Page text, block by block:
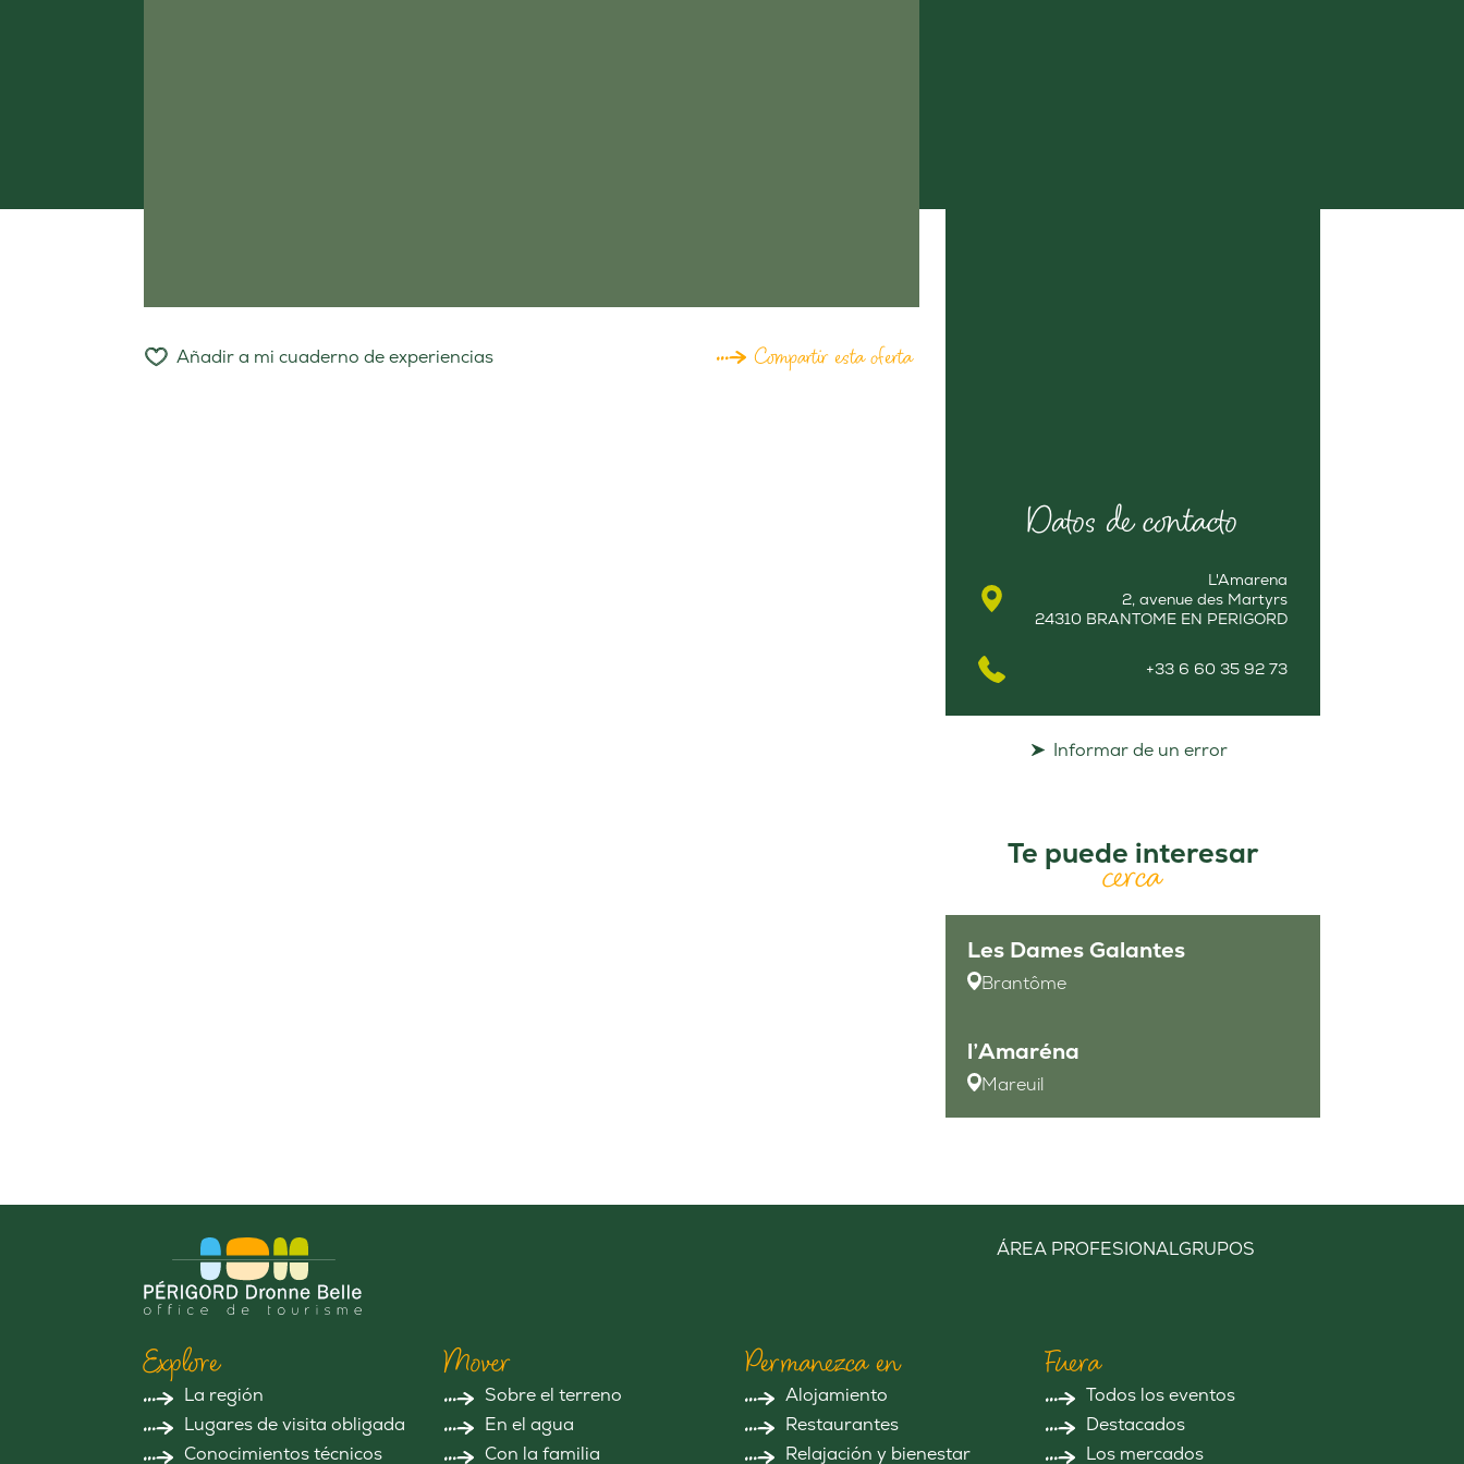
Añadir a mi cuaderno de experiencias Compartir esta oferta
Datos de contacto
L'Amarena
2, avenue des Martyrs
24310 BRANTOME EN PERIGORD
+33 6 60 35 92 73
Informar de un error
Te puede interesar
cerca
Les Dames Galantes
Brantôme
l’Amaréna
Mareuil
ÁREA PROFESIONALGRUPOS
Explore
La región
Lugares de visita obligada
Conocimientos técnicos
Mover
Sobre el terreno
En el agua
Con la familia
Permanezca en
Alojamiento
Restaurantes
Relajación y bienestar
Fuera
Todos los eventos
Destacados
Los mercados